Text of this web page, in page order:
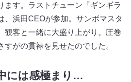
ます。ラストチューン『ギンギラ
、浜田CEOが参加。サンボマスタ
観客と一緒に大盛り上がり。圧巻
がの貫禄を見せたのでした。
には感極まり…